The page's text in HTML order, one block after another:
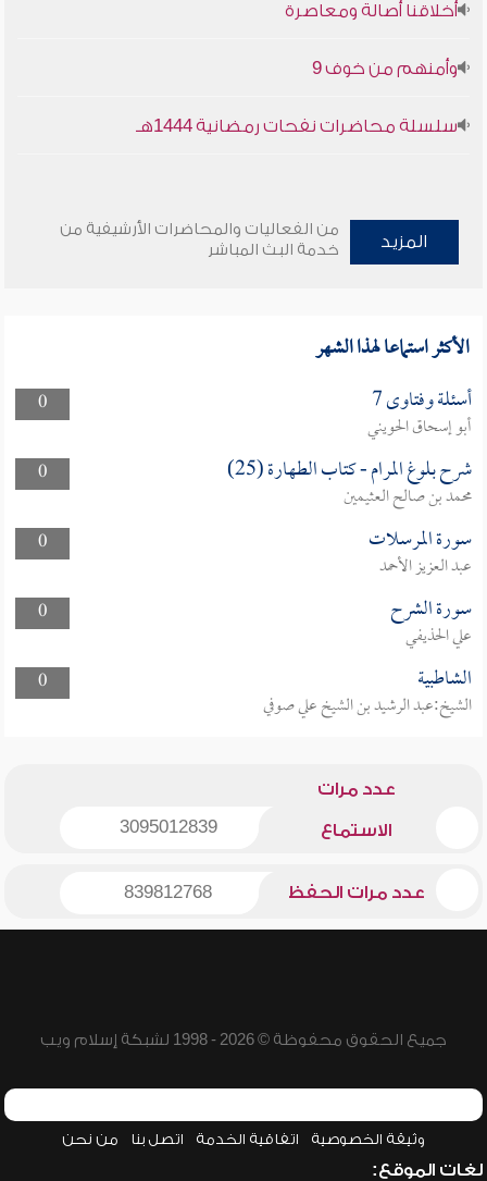
أخلاقنا أصالة ومعاصرة
وأمنهم من خوف 9
سلسلة محاضرات نفحات رمضانية 1444هـ
المزيد
من الفعاليات والمحاضرات الأرشيفية من
خدمة البث المباشر
الأكثر استماعا لهذا الشهر
0 أسئلة وفتاوى 7
أبو إسحاق الحويني
0
شرح بلوغ المرام - كتاب الطهارة (25)
محمد بن صالح العثيمين
0
سورة المرسلات
عبد العزيز الأحمد
0
سورة الشرح
علي الحذيفي
0
الشاطبية
الشيخ:عبد الرشيد بن الشيخ علي صوفي
عدد مرات
الاستماع 3095012839
عدد مرات الحفظ 839812768
جميع الحقوق محفوظة © 2026 - 1998 لشبكة إسلام ويب
وثيقة الخصوصية اتفاقية الخدمة اتصل بنا من نحن
لغات الموقع: